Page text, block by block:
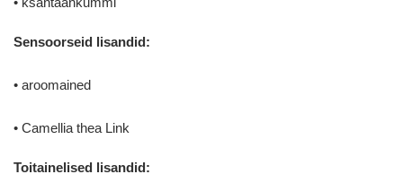
Sensoorseid lisandid:
• aroomained
• Camellia thea Link
Toitainelised lisandid: